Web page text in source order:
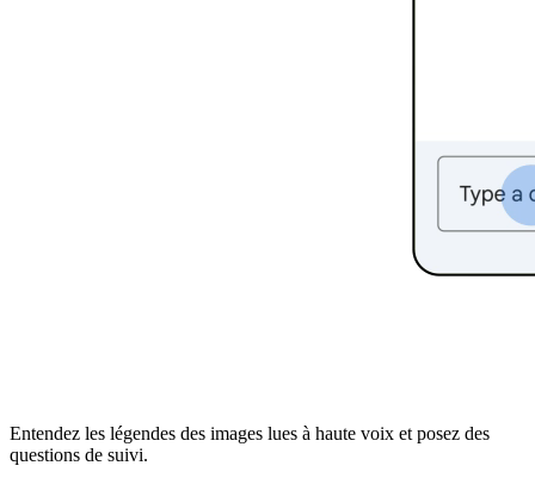
Entendez les légendes des images lues à haute voix et posez des
questions de suivi.